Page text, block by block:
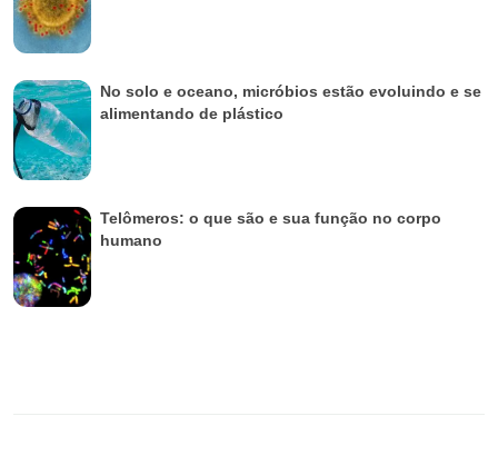
No solo e oceano, micróbios estão evoluindo e se
alimentando de plástico
Telômeros: o que são e sua função no corpo
humano